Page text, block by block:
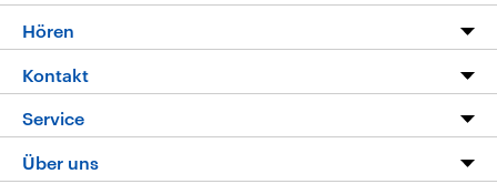
Die Nachrichten
Nachrichtenleicht
Neue Beiträge auf dlf.de
Hören
Livestream
Podcasts
Deutschlandfunk App
Kontakt
Hörerservice
Service
FAQ
Über uns